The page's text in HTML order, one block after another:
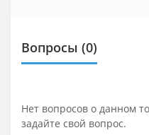
Вопросы (0)
Нет вопросов о данном
задайте свой вопрос.